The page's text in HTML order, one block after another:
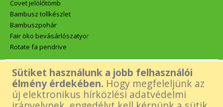
Sütiket használunk a jobb felhasználói
élmény érdekében. Hogy megfeleljünk az
új elektronikus hírközlési adatvédelmi
Covet jelölőtömb
Bambusz tollkészlet
Bambuszpohár
Fair öko bevásárlószatyor
Rotate fa pendrive
Az oldalon található összes tartalom - beleértve a Green Gift logó,
képek és tartalmi elemek- felhasználásához a készítő előzetes,